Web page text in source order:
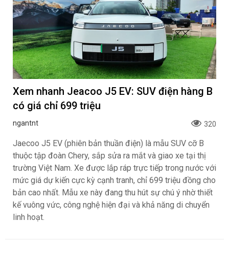
Xem nhanh Jeacoo J5 EV: SUV điện hàng B
có giá chỉ 699 triệu
ngantnt 320
Jaecoo J5 EV (phiên bản thuần điện) là mẫu SUV cỡ B
thuộc tập đoàn Chery, sắp sửa ra mắt và giao xe tại thị
trường Việt Nam. Xe được lắp ráp trực tiếp trong nước với
mức giá dự kiến cực kỳ cạnh tranh, chỉ 699 triệu đồng cho
bản cao nhất. Mẫu xe này đang thu hút sự chú ý nhờ thiết
kế vuông vức, công nghệ hiện đại và khả năng di chuyển
linh hoạt.